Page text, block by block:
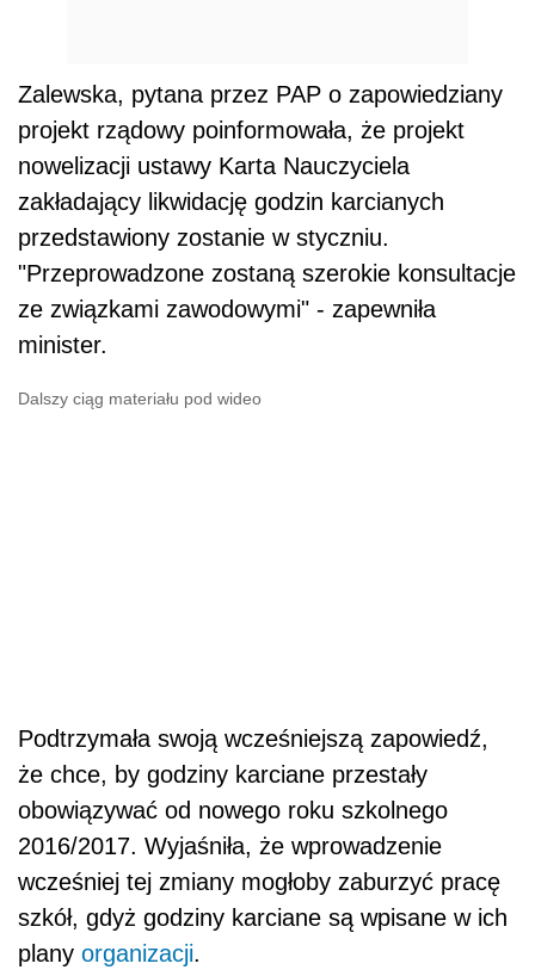
Zalewska, pytana przez PAP o zapowiedziany
projekt rządowy poinformowała, że projekt
nowelizacji ustawy Karta Nauczyciela
zakładający likwidację godzin karcianych
przedstawiony zostanie w styczniu.
"Przeprowadzone zostaną szerokie konsultacje
ze związkami zawodowymi" - zapewniła
minister.
Dalszy ciąg materiału pod wideo
Podtrzymała swoją wcześniejszą zapowiedź,
że chce, by godziny karciane przestały
obowiązywać od nowego roku szkolnego
2016/2017. Wyjaśniła, że wprowadzenie
wcześniej tej zmiany mogłoby zaburzyć pracę
szkół, gdyż godziny karciane są wpisane w ich
plany organizacji.